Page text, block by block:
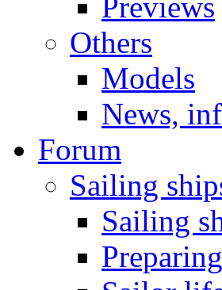
Others
Models
News,
Forum
Sailing
Sailing